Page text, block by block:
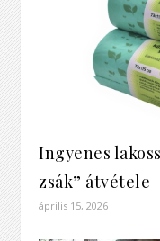
Ingyenes
zsák” átvétele
április 15, 2026